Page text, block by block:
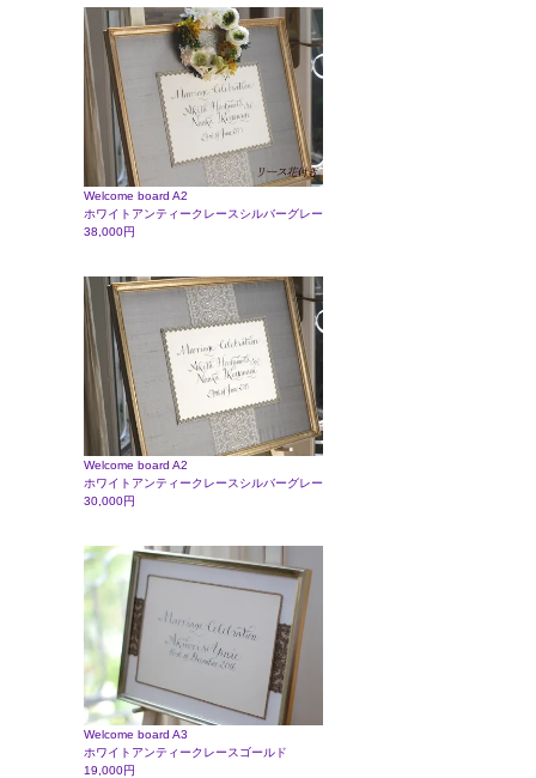
Welcome board A2
ホワイトアンティークレースシルバーグレー
38,000円
Welcome board A2
ホワイトアンティークレースシルバーグレー
30,000円
Welcome board A3
ホワイトアンティークレースゴールド
19,000円